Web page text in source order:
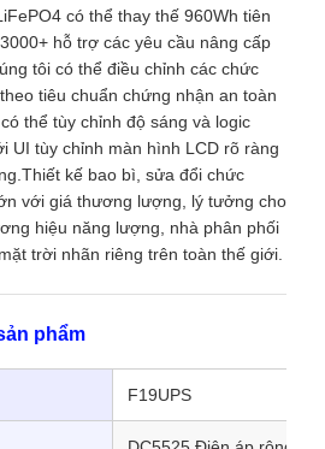
có thể thay thế 960Wh tiên
hỗ trợ các yêu cầu nâng cấp
tôi có thể điều chỉnh các chức
tiêu chuẩn chứng nhận an toàn
thể tùy chỉnh độ sáng và logic
UI tùy chỉnh màn hình LCD rõ ràng
kế bao bì, sửa đổi chức
với giá thương lượng, lý tưởng cho
hiệu năng lượng, nhà phân phối
trời nhãn riêng trên toàn thế giới.
phẩm
F19UPS